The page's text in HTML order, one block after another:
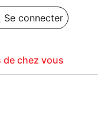
Se connecter
de chez vous